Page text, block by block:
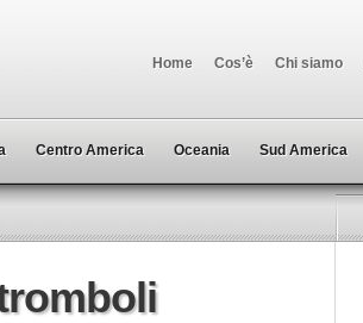
Home Cos’è Chi siamo
Centro America Oceania Sud America